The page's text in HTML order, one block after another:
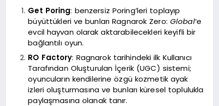
Get Poring: benzersiz Poring’leri toplayıp
büyüttükleri ve bunları Ragnarok Zero: Global‘e
evcil hayvan olarak aktarabilecekleri keyifli bir
bağlantılı oyun.
RO Factory: Ragnarok tarihindeki ilk Kullanıcı
Tarafından Oluşturulan İçerik (UGC) sistemi;
oyuncuların kendilerine özgü kozmetik ayak
izleri oluşturmasına ve bunları küresel toplulukla
paylaşmasına olanak tanır.